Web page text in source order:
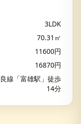
3LDK
70.31 ㎡
11600円
16870円
線「富雄駅」徒歩
14分